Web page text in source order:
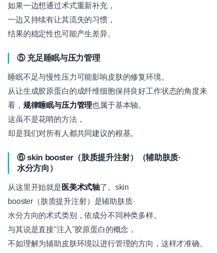
如果一边想通过术式重新补充，
一边又持续有让其流失的习惯，
结果的稳定性也可能产生差异。
⑤ 充足睡眠与压力管理
睡眠不足与慢性压力可能影响皮肤的修复环境。
从让生成胶原蛋白的成纤维细胞保持良好工作状态的角度来
看， 规律睡眠与压力管理也属于基本轴。
这虽不是花哨的方法，
却是我们对所有人都共同建议的根基。
⑥ skin booster（肤质提升注射）（辅助肤质·
水分方向）
从这里开始就是 医美术式轴了。skin
booster（肤质提升注射）是辅助肤质·
水分方向的术式类别，依成分不同种类多样。
与其说是直接"注入"胶原蛋白的概念，
不如理解为辅助皮肤环境以进行管理的方向，这样才准确。